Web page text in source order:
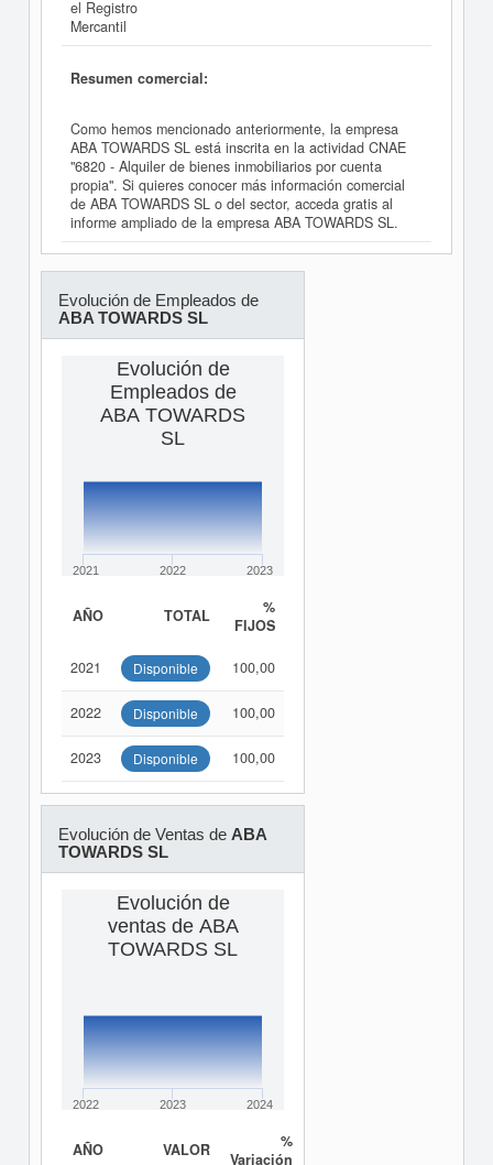
el Registro
Mercantil
Resumen comercial:
Como hemos mencionado anteriormente, la empresa
ABA TOWARDS SL está inscrita en la actividad CNAE
"6820 - Alquiler de bienes inmobiliarios por cuenta
propia". Si quieres conocer más información comercial
de ABA TOWARDS SL o del sector, acceda gratis al
informe ampliado de la empresa ABA TOWARDS SL.
Evolución de Empleados de
ABA TOWARDS SL
Evolución de
Empleados de
ABA TOWARDS
SL
2021 2022 2023
AÑO TOTAL
%
FIJOS
2021 Disponible 100,00
2022 Disponible 100,00
2023 Disponible 100,00
Evolución de Ventas de ABA
TOWARDS SL
Evolución de
ventas de ABA
TOWARDS SL
2022 2023 2024
AÑO VALOR
%
Variación